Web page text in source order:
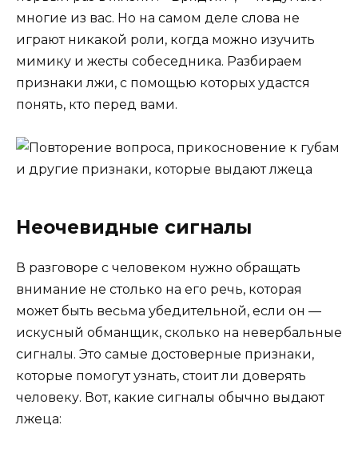
многие из вас. Но на самом деле слова не
играют никакой роли, когда можно изучить
мимику и жесты собеседника. Разбираем
признаки лжи, с помощью которых удастся
понять, кто перед вами.
Неочевидные сигналы
В разговоре с человеком нужно обращать
внимание не столько на его речь, которая
может быть весьма убедительной, если он —
искусный обманщик, сколько на невербальные
сигналы. Это самые достоверные признаки,
которые помогут узнать, стоит ли доверять
человеку. Вот, какие сигналы обычно выдают
лжеца: